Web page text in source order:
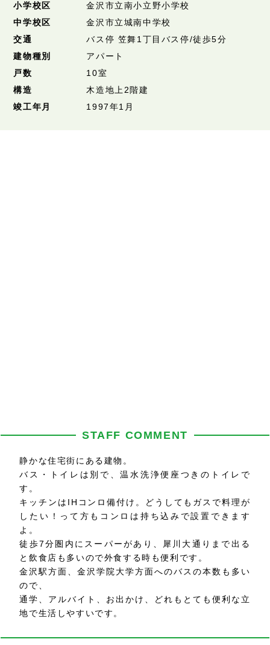
小学校区
金沢市立南小立野小学校
中学校区
金沢市立城南中学校
交通
バス停 笠舞1丁目バス停/徒歩5分
建物種別
アパート
戸数
10室
構造
木造地上2階建
竣工年月
1997年1月
STAFF COMMENT
静かな住宅街にある建物。
バス・トイレは別で、温水洗浄便座つきのトイレで
す。
キッチンはIHコンロ備付け。どうしてもガスで料理が
したい！って方もコンロは持ち込みで設置できます
よ。
徒歩7分圏内にスーパーがあり、犀川大通りまで出る
と飲食店も多いので外食する時も便利です。
金沢駅方面、金沢学院大学方面へのバスの本数も多い
ので、
通学、アルバイト、お出かけ、どれもとても便利な立
地で生活しやすいです。